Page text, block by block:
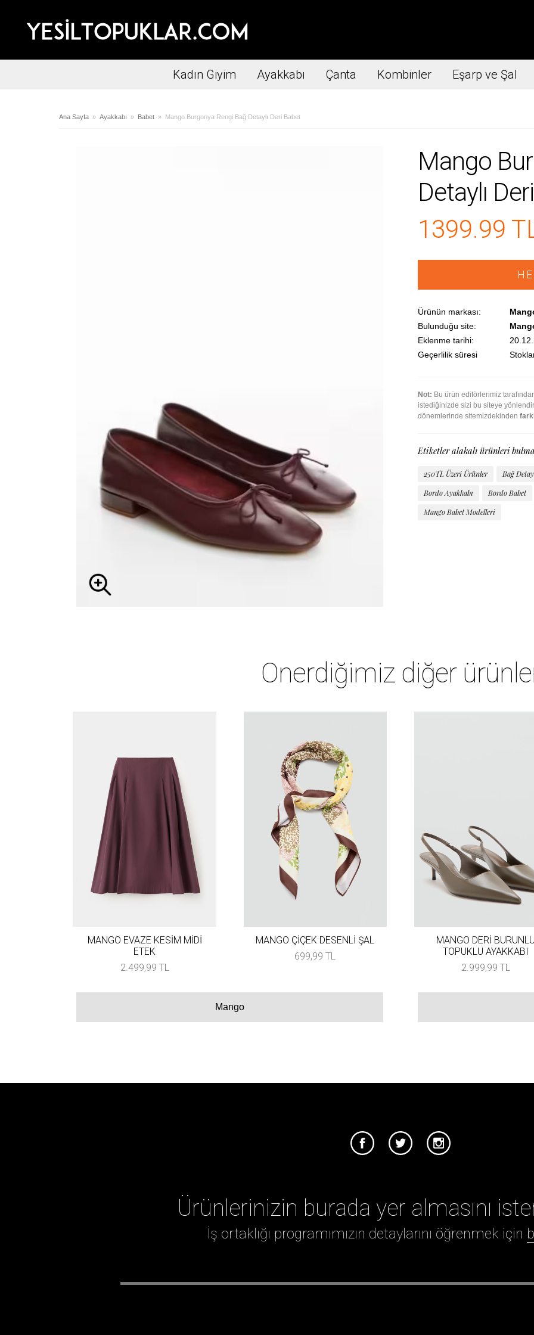
Kadın Giyim Ayakkabı Çanta Kombinler Eşarp ve Şal
Ana Sayfa »Ayakkabı » Babet » Mango Burgonya Rengi Bağ Detaylı Deri Babet
Mango
Detaylı
1399.99
Ürünün markası:
Bulunduğu site:
Eklenme tarihi:
Geçerlilik süresi
Not: Bu ürün editörlerimiz
istediğinizde sizi bu siteye
dönemlerinde sitemizdekinden
Etiketler alakalı ürünleri
250TL Üzeri Ürünler
Bağ
Bordo Ayakkabı
Bordo Babet
Mango Babet Modelleri
Önerdiğimiz diğer
MANGO EVAZE KESİM MİDİ
ETEK
2.499,99 TL
MANGO ÇİÇEK DESENLİ ŞAL
699,99 TL
MANGO DERİ
TOPUKLU AYAKKABI
2.999,99 TL
Mango
Ürünlerinizin burada yer almasını
İş ortaklığı programımızın detaylarını öğrenmek için